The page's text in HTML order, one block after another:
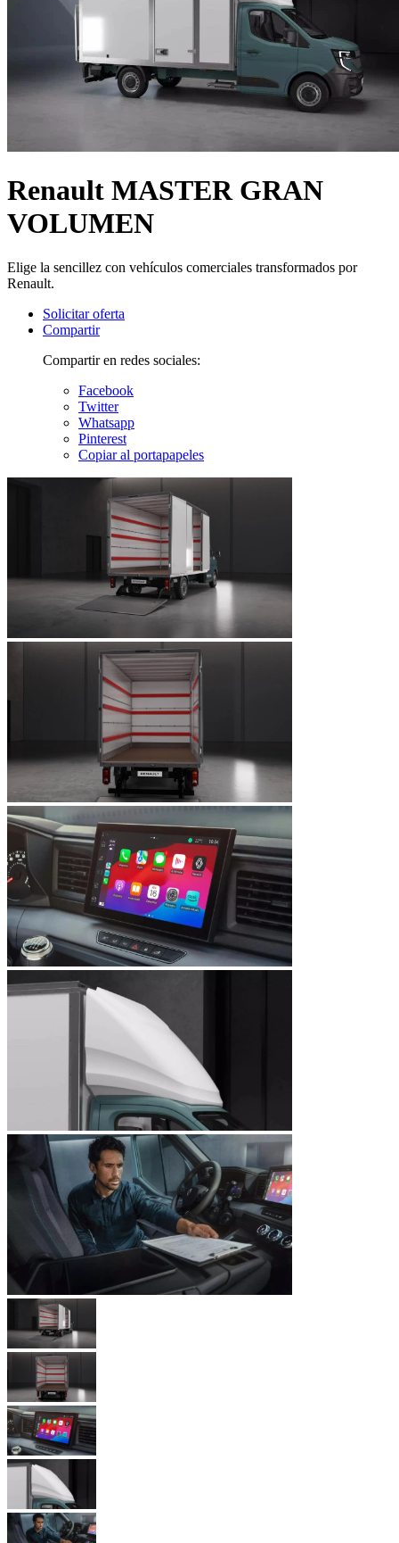
Renault MASTER GRAN
VOLUMEN
Elige la sencillez con vehículos comerciales transformados por
Renault.
Solicitar oferta
Compartir
Compartir en redes sociales:
Facebook
Twitter
Whatsapp
Pinterest
Copiar al portapapeles